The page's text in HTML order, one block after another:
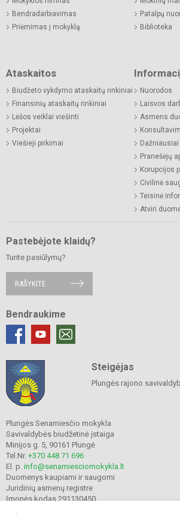
Bendradarbiavimas
Priėmimas į mokyklą
Patalpų
Biblioteka
Ataskaitos
Biudžeto vykdymo ataskaitų rinkiniai
Finansinių ataskaitų rinkiniai
Lėšos veiklai viešinti
Projektai
Viešieji pirkimai
Nuorodos
Laisvos
Asmens
Pranešėjų
Korupcijos
Civilinė
Teisinė
Atviri
Pastebėjote klaidų?
Turite pasiūlymų?
RAŠYKITE
Bendraukime
Steigėjas
Plungės rajono
Plungės Senamiesčio mokykla
Savivaldybės biudžetinė įstaiga
Minijos g. 5, 90161 Plungė
Tel.Nr. +370 448 71 696
El. p. info@senamiesciomokykla.lt
Duomenys kaupiami ir saugomi
Juridinių asmenų registre
Įmonės kodas 291130450